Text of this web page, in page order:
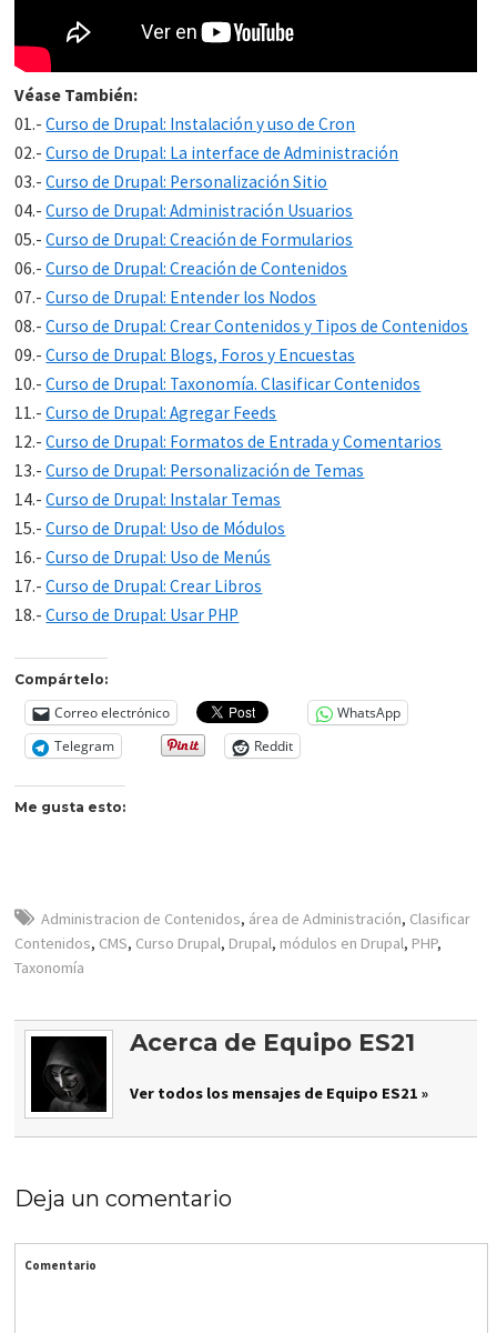
Véase También:
01.-Curso de Drupal: Instalación y uso de Cron
02.-Curso de Drupal: La interface de Administración
03.-Curso de Drupal: Personalización Sitio
04.-Curso de Drupal: Administración Usuarios
05.-Curso de Drupal: Creación de Formularios
06.-Curso de Drupal: Creación de Contenidos
07.-Curso de Drupal: Entender los Nodos
08.-Curso de Drupal: Crear Contenidos y Tipos de Contenidos
09.-Curso de Drupal: Blogs, Foros y Encuestas
10.-Curso de Drupal: Taxonomía. Clasificar Contenidos
11.-Curso de Drupal: Agregar Feeds
12.-Curso de Drupal: Formatos de Entrada y Comentarios
13.-Curso de Drupal: Personalización de Temas
14.-Curso de Drupal: Instalar Temas
15.-Curso de Drupal: Uso de Módulos
16.-Curso de Drupal: Uso de Menús
17.-Curso de Drupal: Crear Libros
18.-Curso de Drupal: Usar PHP
Compártelo:
Correo electrónico
WhatsApp
Telegram
Reddit
Me gusta esto:
Administracion de Contenidos, área de Administración, Clasificar
Contenidos, CMS, Curso Drupal, Drupal, módulos en Drupal, PHP,
Taxonomía
Acerca de Equipo ES21
Ver todos los mensajes de Equipo ES21 »
Deja un comentario
Comentario